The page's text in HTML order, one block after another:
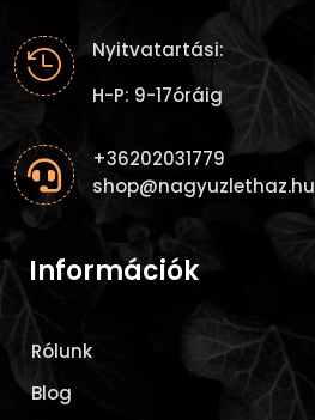

Nyitvatartási:
H-P: 9-17óráig

+36202031779
shop@nagyuzlethaz.hu
Információk
Rólunk
Blog